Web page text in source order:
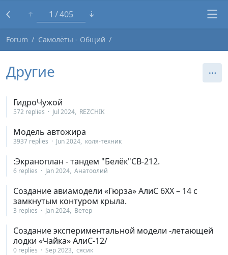
1 405
Forum Самолёты - Общий
Другие
ГидроЧужой
572 replies Jul 2024 REZCHIK
Модель автожира
3937 replies Jun 2024 коля-техник
:Экраноплан - тандем "Белёк"СВ-212.
6 replies Jan 2024 Анатоолий
Создание авиамодели «Гюрза» АлиС 6ХХ – 14 с
замкнутым контуром крыла.
3 replies Jan 2024 Ветер
Создание экспериментальной модели -летающей
лодки «Чайка» АлиС-12/
0 replies Sep 2023 сясик